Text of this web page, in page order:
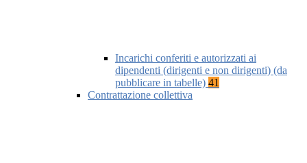
Incarichi conferiti e autorizzati ai
dipendenti (dirigenti e non dirigenti) (da
pubblicare in tabelle) 41
Contrattazione collettiva